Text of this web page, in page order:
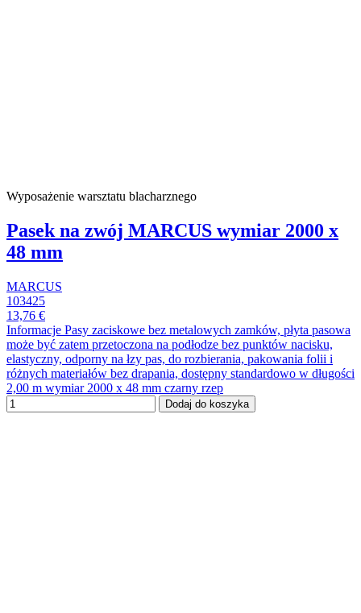
Wyposażenie warsztatu blacharznego
Pasek na zwój MARCUS wymiar 2000 x
48 mm
MARCUS
103425
13,76 €
Informacje Pasy zaciskowe bez metalowych zamków, płyta pasowa
może być zatem przetoczona na podłodze bez punktów nacisku,
elastyczny, odporny na łzy pas, do rozbierania, pakowania folii i
różnych materiałów bez drapania, dostępny standardowo w długości
2,00 m wymiar 2000 x 48 mm czarny rzep
Dodaj do koszyka